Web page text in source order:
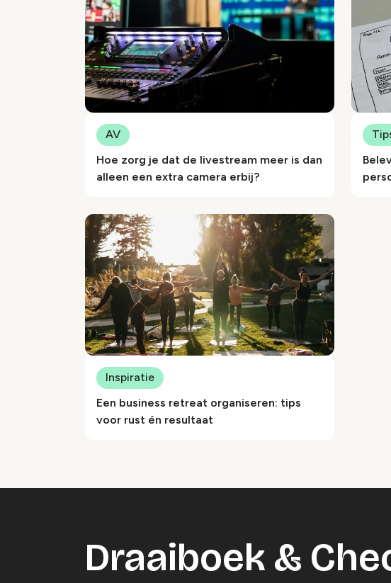
Hoe zorg je dat de livestream meer is dan
alleen een extra camera erbij?
AV
Een business retreat organiseren: tips
voor rust én resultaat
Inspiratie
Draaiboek &